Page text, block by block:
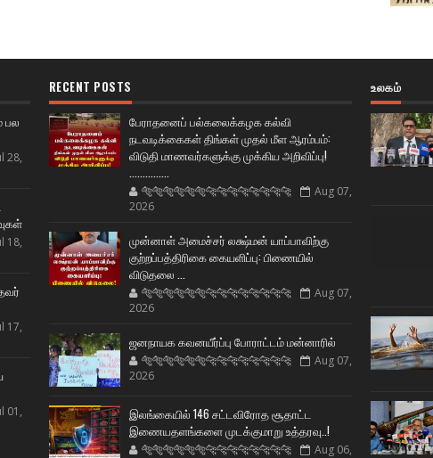
பல
28,
18,
17,
01,
RECENT POSTS
பேராதனைப் பல்கலைக்கழக கல்வி
நடவடிக்கைகள் திங்கள் முதல் மீள ஆரம்பம்:
விடுதி மாணவர்களுக்கு முக்கிய அறிவிப்பு!
...............
🐅🐅🐅🐅🐅🐅🐆🐆🐆🐆🐆🐆🐆🐆
Aug 07,
2026
முன்னாள் அமைச்சர் லக்ஷ்மன் யாப்பாவிற்கு
குற்றப்பத்திரிகை கையளிப்பு: பிணையில்
விடுதலை ...
🐅🐅🐅🐅🐅🐅🐆🐆🐆🐆🐆🐆🐆🐆
Aug 07,
2026
ஜனநாயக கவனயீர்ப்பு போராட்டம் மன்னாரில்
🐅🐅🐅🐅🐅🐅🐆🐆🐆🐆🐆🐆🐆🐆
Aug 07,
2026
இலங்கையில் 146 சட்டவிரோத சூதாட்ட
இணையதளங்களை முடக்குமாறு உத்தரவு..!
🐅🐅🐅🐅🐅🐅🐆🐆🐆🐆🐆🐆🐆🐆
Aug 06,
உலகம்